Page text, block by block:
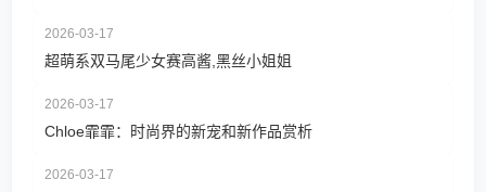
2026-03-17
超萌系双马尾少女赛高酱,黑丝小姐姐
2026-03-17
Chloe霏霏：时尚界的新宠和新作品赏析
2026-03-17